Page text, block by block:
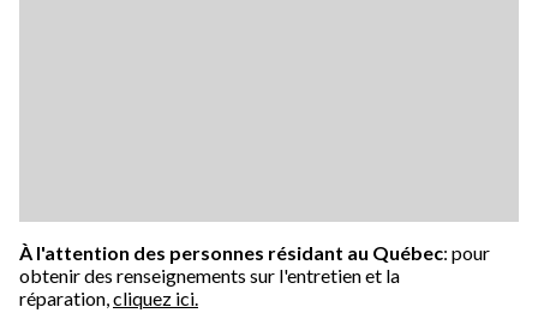
À l'attention des personnes résidant au Québec: pour
obtenir des renseignements sur l'entretien et la
réparation,cliquez ici.